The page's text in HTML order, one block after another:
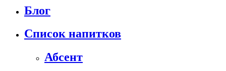
Блог
Список напитков
Абсент